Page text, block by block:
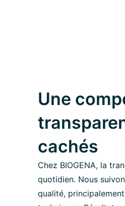
Une
cachés
Chez BIOGENA, la
quotidien. Nous
qualité,